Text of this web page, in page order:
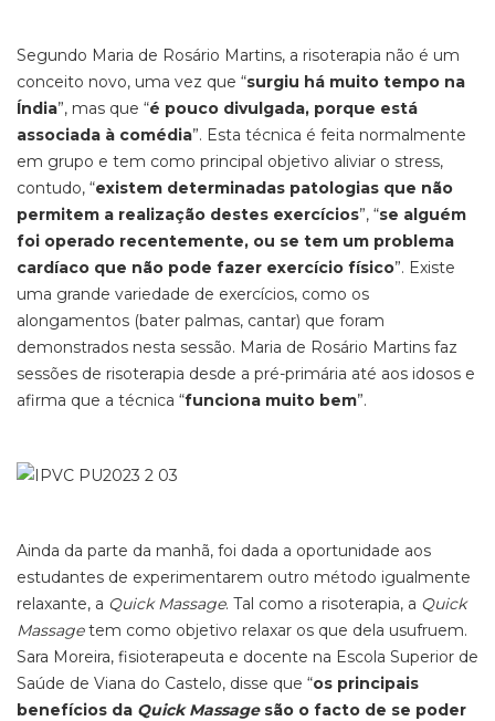
Segundo Maria de Rosário Martins, a risoterapia não é um
conceito novo, uma vez que “surgiu há muito tempo na
Índia”, mas que “é pouco divulgada, porque está
associada à comédia”. Esta técnica é feita normalmente
em grupo e tem como principal objetivo aliviar o stress,
contudo, “existem determinadas patologias que não
permitem a realização destes exercícios”, “se alguém
foi operado recentemente, ou se tem um problema
cardíaco que não pode fazer exercício físico”. Existe
uma grande variedade de exercícios, como os
alongamentos (bater palmas, cantar) que foram
demonstrados nesta sessão. Maria de Rosário Martins faz
sessões de risoterapia desde a pré-primária até aos idosos e
afirma que a técnica “funciona muito bem”.
Ainda da parte da manhã, foi dada a oportunidade aos
estudantes de experimentarem outro método igualmente
relaxante, a Quick Massage. Tal como a risoterapia, a Quick
Massagetem como objetivo relaxar os que dela usufruem.
Sara Moreira, fisioterapeuta e docente na Escola Superior de
Saúde de Viana do Castelo, disse que “os principais
benefícios da Quick Massagesão o facto de se poder